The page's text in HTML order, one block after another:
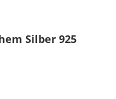
Silber 925